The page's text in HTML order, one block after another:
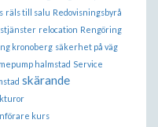
räls till salu Redovisningsbyrå
relocation Rengöring
kronoberg säkerhet på väg
halmstad Service
skärande
kurs